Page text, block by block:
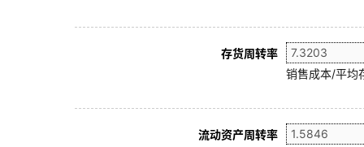
存货周转率
销售成本/平均
流动资产周转率